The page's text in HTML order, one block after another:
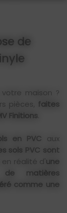
de
maison ?
pièces, faites
Finitions
en PVC aux
sols PVC sont
en réalité d'une
de matières
comme une